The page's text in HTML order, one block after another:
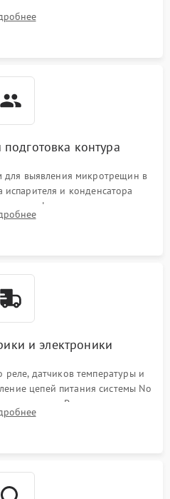
1000 ₽
1800 ₽
проверка термостата и
с электронного дисплея.
контура
для выявления микротрещин в
и конденсатора
фильтра-осушителя и
для устранения засоров.
и электроники
реле, датчиков температуры и
цепей питания системы No
Ремонт или замена
сбоях алгоритмов.